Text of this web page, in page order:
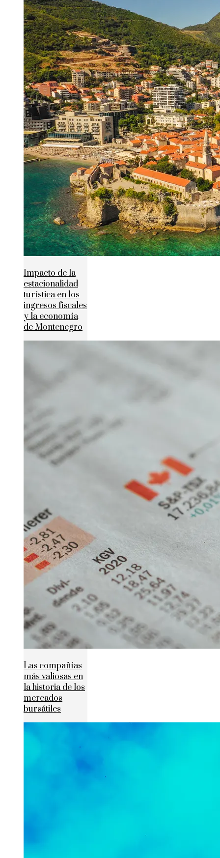
Impacto de la
estacionalidad
turística en los
ingresos fiscales
y la economía
de Montenegro
Las compañías
más valiosas en
la historia de los
mercados
bursátiles